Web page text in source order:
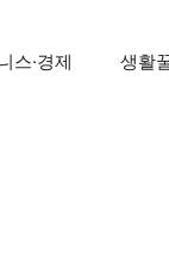
스·경제 생활